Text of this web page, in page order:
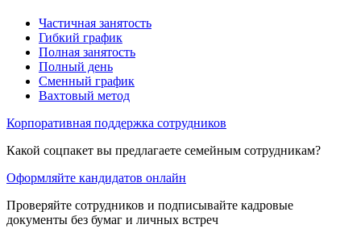
Частичная занятость
Гибкий график
Полная занятость
Полный день
Сменный график
Вахтовый метод
Корпоративная поддержка сотрудников
Какой соцпакет вы предлагаете семейным сотрудникам?
Оформляйте кандидатов онлайн
Проверяйте сотрудников и подписывайте кадровые
документы без бумаг и личных встреч